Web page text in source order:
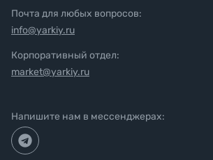
Почта для любых вопросов:
info@yarkiy.ru
Корпоративный отдел:
market@yarkiy.ru
Напишите нам в мессенджерах: